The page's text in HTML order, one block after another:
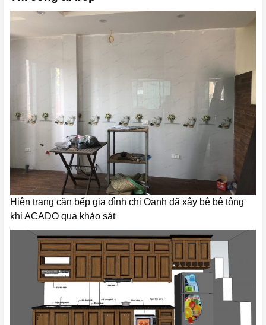
Hiện trạng căn bếp gia đình chị Oanh đã xây bệ bê tông
khi ACADO qua khảo sát